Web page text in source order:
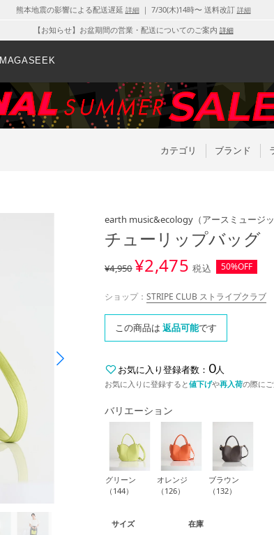
熊本地震の影響による配送遅延 詳細｜ 7/30(木)14時〜 送料改訂 詳細
【お知らせ】お盆期間の営業・配送についてのご案内 詳細
MAGASEEK
カテゴリ ブランド
earth music&ecology （アースミュージ
チューリップバッグ
¥4,950¥2,475 税込 50%OFF
ショップ： STRIPE CLUB ストライプクラブ
この商品は 返品可能です
お気に入り登録者数： 0人
お気に入りに登録すると値下げや再入荷の際に
バリエーション
グリーン
（144）
オレンジ
（126）
ブラウン
（132）
サイズ 在庫